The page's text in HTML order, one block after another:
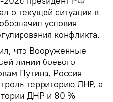
о текущей ситуации в
условия
конфликта.
что Вооруженные
линии боевого
Путина, Россия
территорию ЛНР, а
ДНР и 80 %